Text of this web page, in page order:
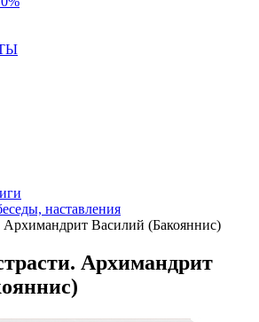
наставления
Архимандрит Василий (Бакояннис)
Архимандрит